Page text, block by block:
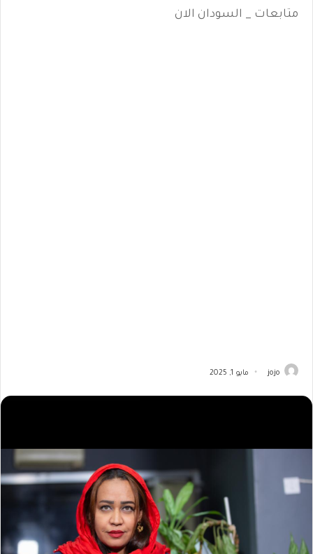
متابعات _ السودان الان
jojo مايو 1, 2025